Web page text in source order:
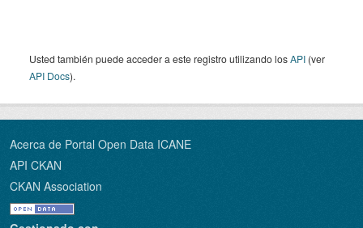
Usted también puede acceder a este registro utilizando losAPI (ver
API Docs).
Acerca de Portal Open Data ICANE
API CKAN
CKAN Association